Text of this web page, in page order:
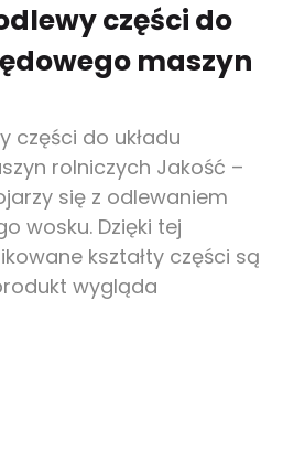
części do
maszyn
części do układu
rolniczych Jakość –
się z odlewaniem
wosku. Dzięki tej
kształty części są
wygląda